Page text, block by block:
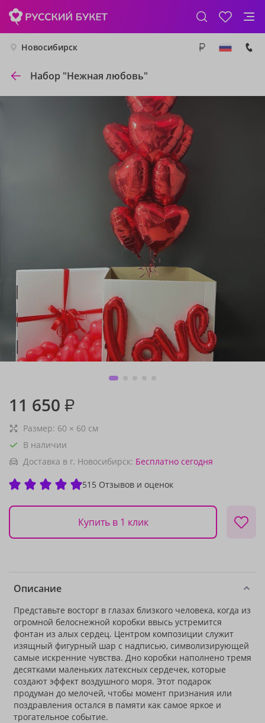
Новосибирск
Набор "Нежная любовь"
11 650 ₽
Размер: 60 × 60 см
В наличии
Доставка в г. Новосибирск: Бесплатно сегодня
515 Отзывов и оценок
Купить в 1 клик
Описание
Представьте восторг в глазах близкого человека, когда из
огромной белоснежной коробки ввысь устремится
фонтан из алых сердец. Центром композиции служит
изящный фигурный шар с надписью, символизирующей
самые искренние чувства. Дно коробки наполнено тремя
десятками маленьких латексных сердечек, которые
создают эффект воздушного моря. Этот подарок
продуман до мелочей, чтобы момент признания или
поздравления остался в памяти как самое яркое и
трогательное событие.